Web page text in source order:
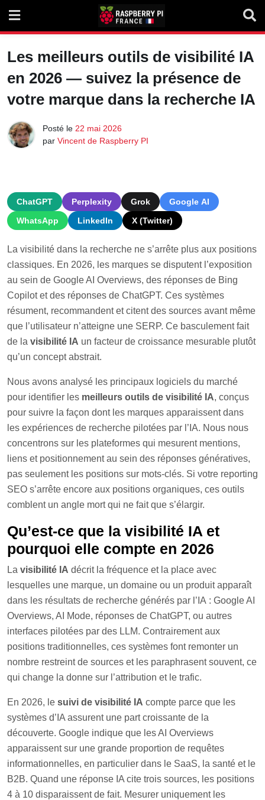
content
Les meilleurs outils de visibilité IA
en 2026 — suivez la présence de
votre marque dans la recherche IA
Posté le 22 mai 2026
par Vincent de Raspberry PI
ChatGPT Perplexity Grok
Google AI
WhatsApp
LinkedIn X (Twitter)
La visibilité dans la recherche ne s’arrête plus aux positions
classiques. En 2026, les marques se disputent l’exposition
au sein de Google AI Overviews, des réponses de Bing
Copilot et des réponses de ChatGPT. Ces systèmes
résument, recommandent et citent des sources avant même
que l’utilisateur n’atteigne une SERP. Ce basculement fait
de la visibilité IA un facteur de croissance mesurable plutôt
qu’un concept abstrait.
Nous avons analysé les principaux logiciels du marché
pour identifier les meilleurs outils de visibilité IA, conçus
pour suivre la façon dont les marques apparaissent dans
les expériences de recherche pilotées par l’IA. Nous nous
concentrons sur les plateformes qui mesurent mentions,
liens et positionnement au sein des réponses génératives,
pas seulement les positions sur mots-clés. Si votre reporting
SEO s’arrête encore aux positions organiques, ces outils
comblent un angle mort qui ne fait que s’élargir.
Qu’est-ce que la visibilité IA et
pourquoi elle compte en 2026
La visibilité IA décrit la fréquence et la place avec
lesquelles une marque, un domaine ou un produit apparaît
dans les résultats de recherche générés par l’IA : Google AI
Overviews, AI Mode, réponses de ChatGPT, ou autres
interfaces pilotées par des LLM. Contrairement aux
positions traditionnelles, ces systèmes font remonter un
nombre restreint de sources et les paraphrasent souvent, ce
qui change la donne sur l’attribution et le trafic.
En 2026, le suivi de visibilité IA compte parce que les
systèmes d’IA assurent une part croissante de la
découverte. Google indique que les AI Overviews
apparaissent sur une grande proportion de requêtes
informationnelles, en particulier dans le SaaS, la santé et le
B2B. Quand une réponse IA cite trois sources, les positions
4 à 10 disparaissent de fait. Mesurer uniquement les